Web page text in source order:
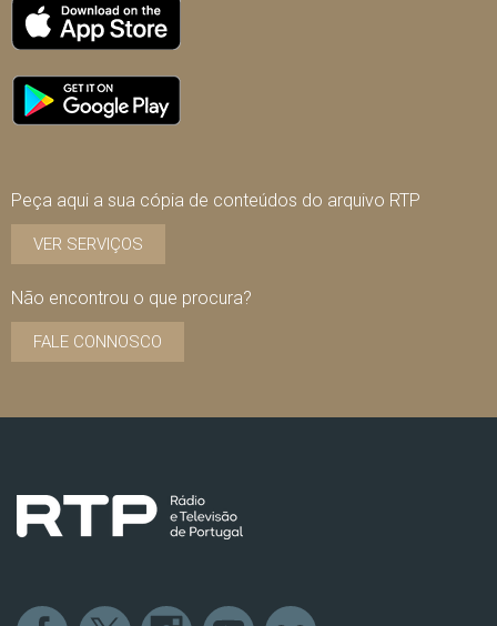
Peça aqui a sua cópia de conteúdos do arquivo RTP
VER SERVIÇOS
Não encontrou o que procura?
FALE CONNOSCO